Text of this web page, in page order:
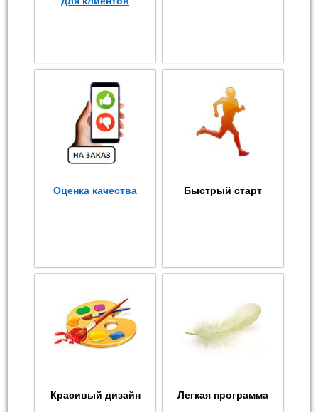
Оценка качества Быстрый старт
Красивый дизайн Легкая программа